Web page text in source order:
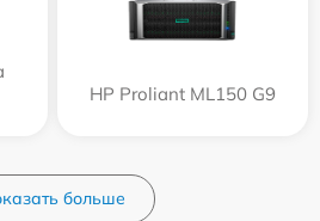
HP Proliant ML150 G9
больше